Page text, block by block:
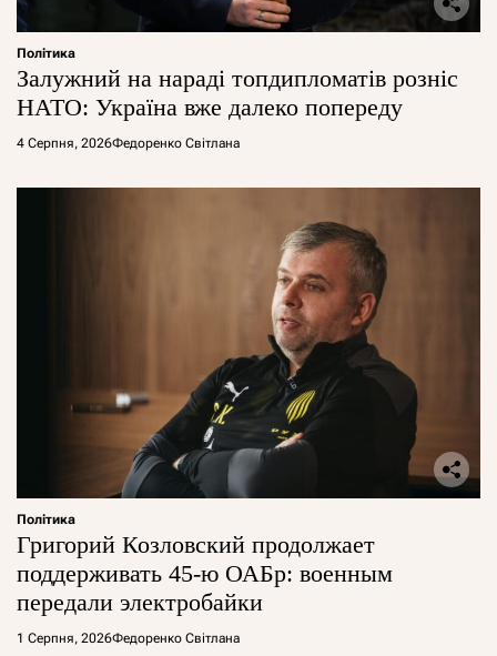
Політика
Залужний на нараді топдипломатів розніс
НАТО: Україна вже далеко попереду
4 Серпня, 2026Федоренко Світлана
Політика
Григорий Козловский продолжает
поддерживать 45-ю ОАБр: военным
передали электробайки
1 Серпня, 2026Федоренко Світлана